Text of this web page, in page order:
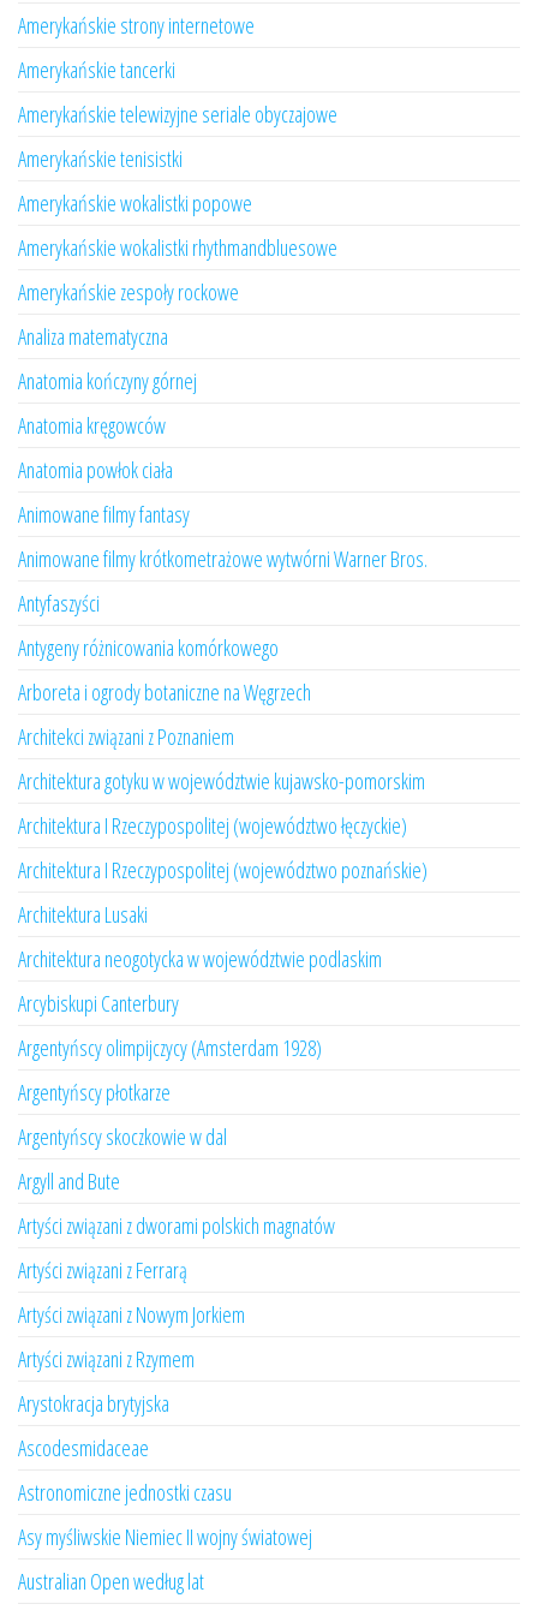
Amerykańskie strony internetowe
Amerykańskie tancerki
Amerykańskie telewizyjne seriale obyczajowe
Amerykańskie tenisistki
Amerykańskie wokalistki popowe
Amerykańskie wokalistki rhythmandbluesowe
Amerykańskie zespoły rockowe
Analiza matematyczna
Anatomia kończyny górnej
Anatomia kręgowców
Anatomia powłok ciała
Animowane filmy fantasy
Animowane filmy krótkometrażowe wytwórni Warner Bros.
Antyfaszyści
Antygeny różnicowania komórkowego
Arboreta i ogrody botaniczne na Węgrzech
Architekci związani z Poznaniem
Architektura gotyku w województwie kujawsko-pomorskim
Architektura I Rzeczypospolitej (województwo łęczyckie)
Architektura I Rzeczypospolitej (województwo poznańskie)
Architektura Lusaki
Architektura neogotycka w województwie podlaskim
Arcybiskupi Canterbury
Argentyńscy olimpijczycy (Amsterdam 1928)
Argentyńscy płotkarze
Argentyńscy skoczkowie w dal
Argyll and Bute
Artyści związani z dworami polskich magnatów
Artyści związani z Ferrarą
Artyści związani z Nowym Jorkiem
Artyści związani z Rzymem
Arystokracja brytyjska
Ascodesmidaceae
Astronomiczne jednostki czasu
Asy myśliwskie Niemiec II wojny światowej
Australian Open według lat